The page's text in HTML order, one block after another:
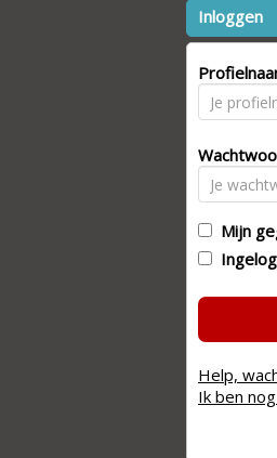
Inloggen
Mijn
Help,
Ik ben